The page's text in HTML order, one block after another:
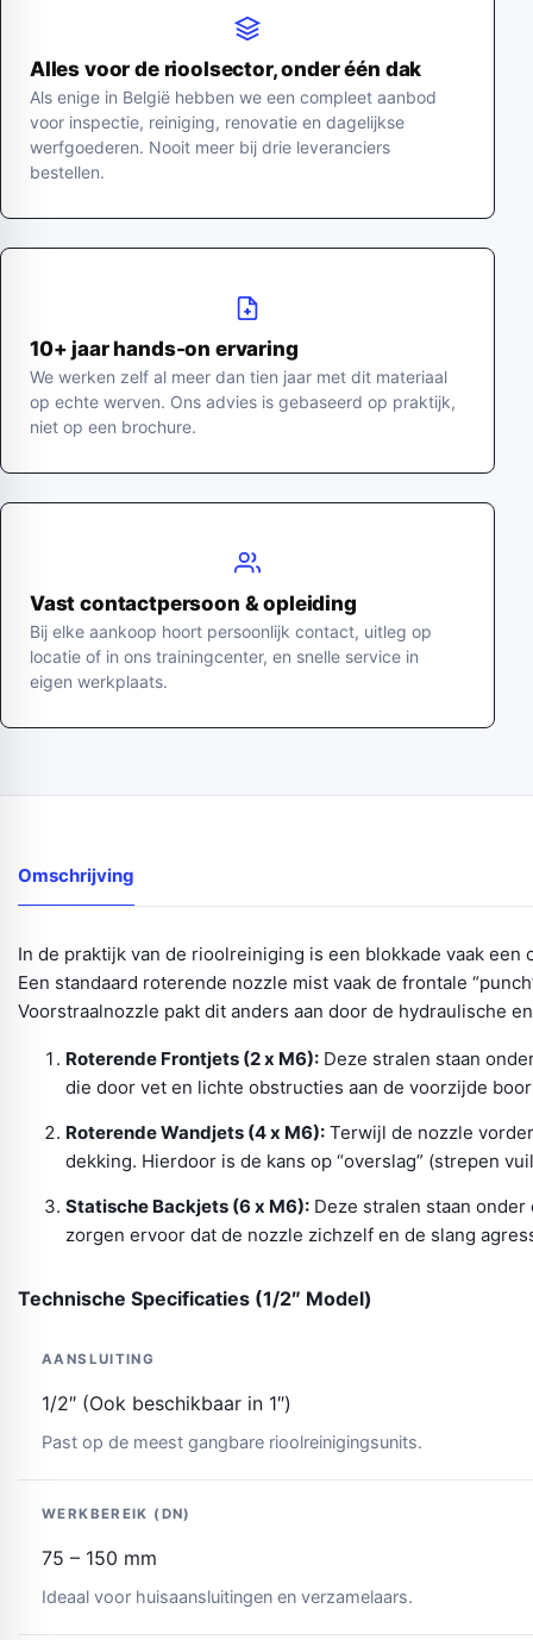
Alles voor de rioolsector, onder één dak
Als enige in België hebben we een compleet aanbod
voor inspectie, reiniging, renovatie en dagelijkse
werfgoederen. Nooit meer bij drie leveranciers
bestellen.
10+ jaar hands-on ervaring
We werken zelf al meer dan tien jaar met dit materiaal
op echte werven. Ons advies is gebaseerd op praktijk,
niet op een brochure.
Vast contactpersoon & opleiding
Bij elke aankoop hoort persoonlijk contact, uitleg op
locatie of in ons trainingcenter, en snelle service in
eigen werkplaats.
Omschrijving
In de praktijk van de rioolreiniging is een blokkade vaak
Een standaard roterende nozzle mist vaak de frontale
Voorstraalnozzle pakt dit anders aan door de hydraulische
Roterende Frontjets (2 x M6): Deze stralen staan
die door vet en lichte obstructies aan de voorzijde
Roterende Wandjets (4 x M6): Terwijl de nozzle
dekking. Hierdoor is de kans op “overslag” (strepen
Statische Backjets (6 x M6): Deze stralen staan
zorgen ervoor dat de nozzle zichzelf en de slang
Technische Specificaties (1/2″ Model)
AANSLUITING
1/2″ (Ook beschikbaar in 1″)
Past op de meest gangbare rioolreinigingsunits.
WERKBEREIK (DN)
75 – 150 mm
Ideaal voor huisaansluitingen en verzamelaars.